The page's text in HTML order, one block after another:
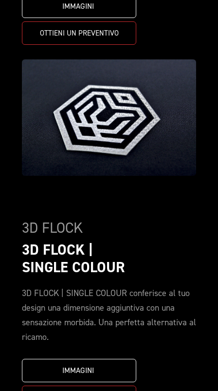
IMMAGINI
OTTIENI UN PREVENTIVO
3D FLOCK
3D FLOCK |
SINGLE COLOUR
3D FLOCK | SINGLE COLOUR conferisce al tuo
design una dimensione aggiuntiva con una
sensazione morbida. Una perfetta alternativa al
ricamo.
IMMAGINI